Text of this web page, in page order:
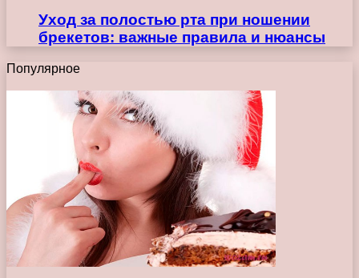
Уход за полостью рта при ношении
брекетов: важные правила и нюансы
Популярное